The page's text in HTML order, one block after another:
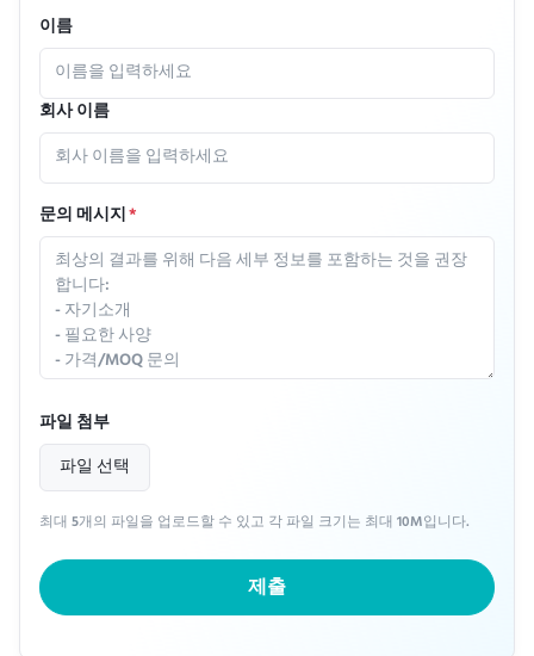
이름
회사 이름
문의 메시지*
파일 첨부
파일 선택
최대 5개의 파일을 업로드할 수 있고 각 파일 크기는 최대 10M입니다.
제출